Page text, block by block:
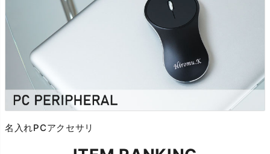
名入れPCアクセサリ